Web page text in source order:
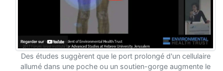
Des études suggèrent que le port prolongé d'un cellulaire
allumé dans une poche ou un soutien-gorge augmente le